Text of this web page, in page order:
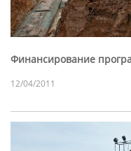
Финансирование
12/04/2011